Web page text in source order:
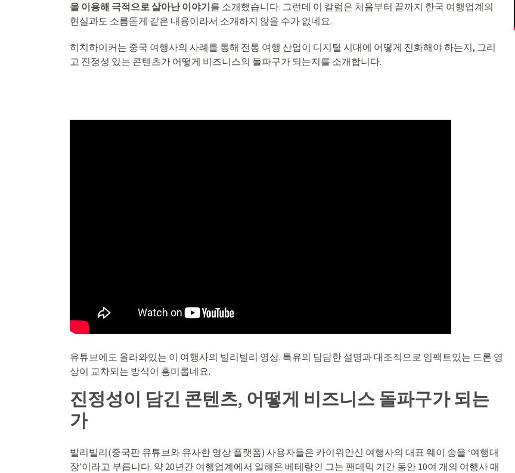
을 이용해 극적으로 살아난 이야기를 소개했습니다. 그런데 이 칼럼은 처음부터 끝까지 한국 여행업계의
현실과도 소름돋게 같은 내용이라서 소개하지 않을 수가 없네요.
히치하이커는 중국 여행사의 사례를 통해 전통 여행 산업이 디지털 시대에 어떻게 진화해야 하는지, 그리
고 진정성 있는 콘텐츠가 어떻게 비즈니스의 돌파구가 되는지를 소개합니다.
유튜브에도 올라와있는 이 여행사의 빌리빌리 영상. 특유의 담담한 설명과 대조적으로 임팩트있는 드론 영
상이 교차되는 방식이 흥미롭네요.
진정성이 담긴 콘텐츠, 어떻게 비즈니스 돌파구가 되는
가
빌리빌리(중국판 유튜브와 유사한 영상 플랫폼) 사용자들은 카이위안신 여행사의 대표 웨이 송을 ‘여행대
장’이라고 부릅니다. 약 20년간 여행업계에서 일해온 베테랑인 그는 팬데믹 기간 동안 10여 개의 여행사 매